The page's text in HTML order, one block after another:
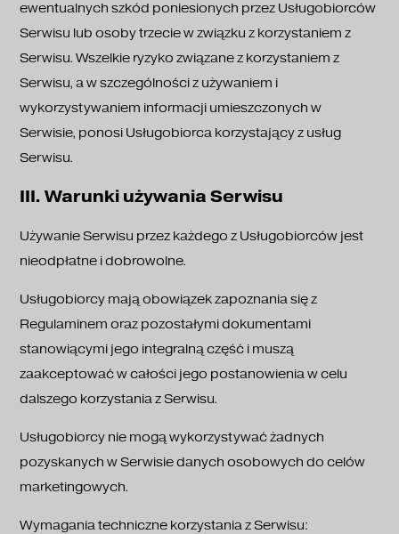
ewentualnych szkód poniesionych przez Usługobiorców
Serwisu lub osoby trzecie w związku z korzystaniem z
Serwisu. Wszelkie ryzyko związane z korzystaniem z
Serwisu, a w szczególności z używaniem i
wykorzystywaniem informacji umieszczonych w
Serwisie, ponosi Usługobiorca korzystający z usług
Serwisu.
III. Warunki używania Serwisu
Używanie Serwisu przez każdego z Usługobiorców jest
nieodpłatne i dobrowolne.
Usługobiorcy mają obowiązek zapoznania się z
Regulaminem oraz pozostałymi dokumentami
stanowiącymi jego integralną część i muszą
zaakceptować w całości jego postanowienia w celu
dalszego korzystania z Serwisu.
Usługobiorcy nie mogą wykorzystywać żadnych
pozyskanych w Serwisie danych osobowych do celów
marketingowych.
Wymagania techniczne korzystania z Serwisu: